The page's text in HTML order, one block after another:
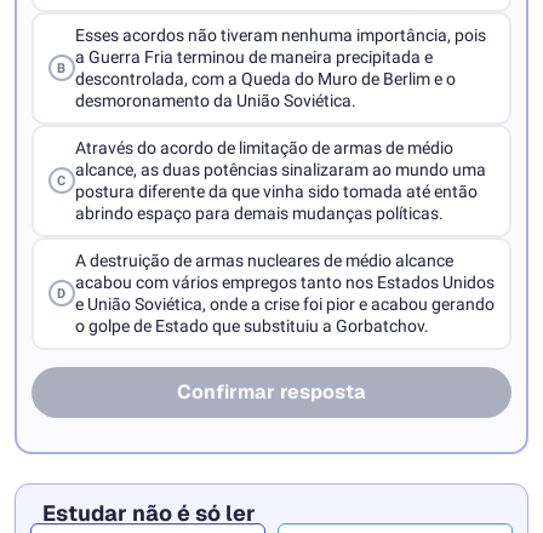
B
Esses acordos não tiveram nenhuma importância, pois
a Guerra Fria terminou de maneira precipitada e
descontrolada, com a Queda do Muro de Berlim e o
desmoronamento da União Soviética.
C
Através do acordo de limitação de armas de médio
alcance, as duas potências sinalizaram ao mundo uma
postura diferente da que vinha sido tomada até então
abrindo espaço para demais mudanças políticas.
D
A destruição de armas nucleares de médio alcance
acabou com vários empregos tanto nos Estados Unidos
e União Soviética, onde a crise foi pior e acabou gerando
o golpe de Estado que substituiu a Gorbatchov.
Confirmar resposta
Estudar não é só ler